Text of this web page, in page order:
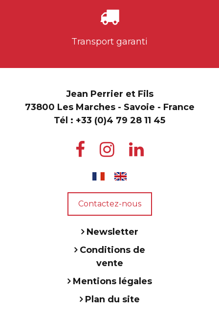
Transport garanti
Jean Perrier et Fils
73800 Les Marches - Savoie - France
Tél : +33 (0)4 79 28 11 45
Contactez-nous
Newsletter
Conditions de
vente
Mentions légales
Plan du site